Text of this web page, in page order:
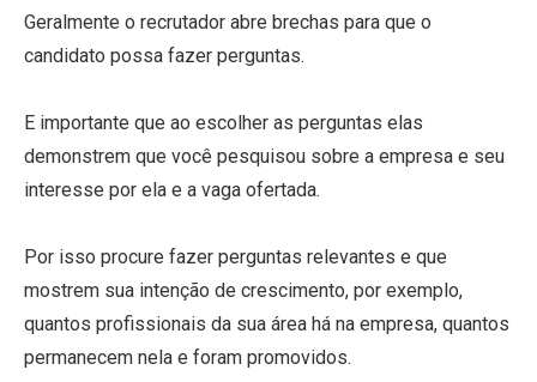
Geralmente o recrutador abre brechas para que o
candidato possa fazer perguntas.
E importante que ao escolher as perguntas elas
demonstrem que você pesquisou sobre a empresa e seu
interesse por ela e a vaga ofertada.
Por isso procure fazer perguntas relevantes e que
mostrem sua intenção de crescimento, por exemplo,
quantos profissionais da sua área há na empresa, quantos
permanecem nela e foram promovidos.